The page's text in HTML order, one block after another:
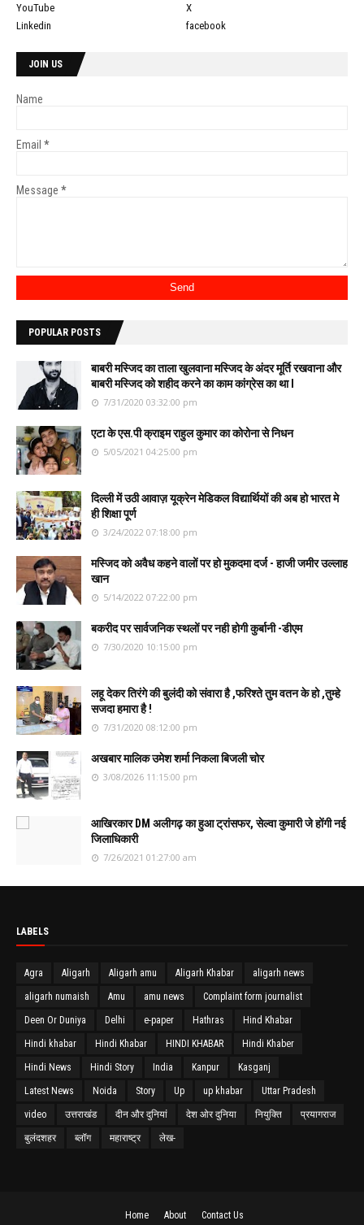
YouTube
X
Linkedin
facebook
JOIN US
Name
Email *
Message *
POPULAR POSTS
बाबरी मस्जिद का ताला खुलवाना मस्जिद के अंदर मूर्ति रखवाना और
बाबरी मस्जिद को शहीद करने का काम कांग्रेस का था l
7/31/2020 03:32:00 pm
एटा के एस.पी क्राइम राहुल कुमार का कोरोना से निधन
5/05/2021 04:25:00 pm
दिल्ली में उठी आवाज़ यूक्रेन मेडिकल विद्यार्थियों की अब हो भारत मे
ही शिक्षा पूर्ण
3/24/2022 07:18:00 pm
मस्जिद को अवैध कहने वालों पर हो मुकदमा दर्ज - हाजी जमीर उल्लाह
खान
5/14/2022 07:22:00 pm
बकरीद पर सार्वजनिक स्थलों पर नही होगी कुर्बानी -डीएम
7/30/2020 10:15:00 pm
लहू देकर तिरंगे की बुलंदी को संवारा है ,फरिश्ते तुम वतन के हो ,तुम्हे
सजदा हमारा है !
7/31/2020 08:12:00 pm
अखबार मालिक उमेश शर्मा निकला बिजली चोर
3/08/2026 11:15:00 pm
आखिरकार DM अलीगढ़ का हुआ ट्रांसफर, सेल्वा कुमारी जे होंगी नई
जिलाधिकारी
7/26/2021 01:27:00 am
LABELS
Agra Aligarh Aligarh amu Aligarh Khabar aligarh news
aligarh numaish Amu amu news Complaint form journalist
Deen Or Duniya Delhi e-paper Hathras Hind Khabar
Hindi khabar Hindi Khabar HINDI KHABAR Hindi Khaber
Hindi News Hindi Story India Kanpur Kasganj
Latest News Noida Story Up up khabar Uttar Pradesh
video उत्तराखंड दीन और दुनियां देश ओर दुनिया नियुक्ति प्रयागराज
बुलंदशहर ब्लॉग महाराष्ट्र लेख-
Home About Contact Us